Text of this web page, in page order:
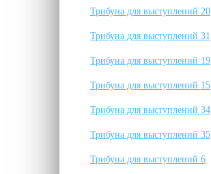
Трибуна для выступлений 20
Трибуна для выступлений 31
Трибуна для выступлений 19
Трибуна для выступлений 15
Трибуна для выступлений 34
Трибуна для выступлений 35
Трибуна для выступлений 6